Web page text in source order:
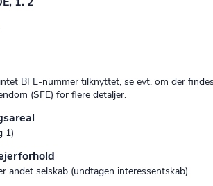
BFE-nummer tilknyttet, se evt. om der
(SFE) for flere detaljer.
1)
andet selskab (undtagen interessent­skab)